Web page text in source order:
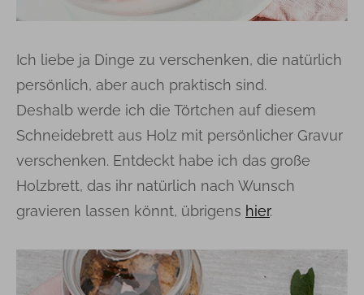
Ich liebe ja Dinge zu verschenken, die natürlich
persönlich, aber auch praktisch sind.
Deshalb werde ich die Törtchen auf diesem
Schneidebrett aus Holz mit persönlicher Gravur
verschenken. Entdeckt habe ich das große
Holzbrett, das ihr natürlich nach Wunsch
gravieren lassen könnt, übrigens hier.